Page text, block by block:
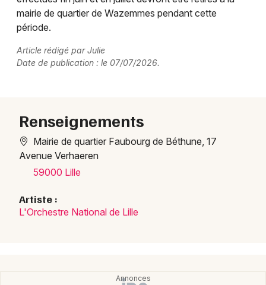
mairie de quartier de Wazemmes pendant cette
période.
Article rédigé par Julie
Date de publication : le 07/07/2026.
Renseignements
Mairie de quartier Faubourg de Béthune, 17
Avenue Verhaeren
59000 Lille
Artiste :
L'Orchestre National de Lille